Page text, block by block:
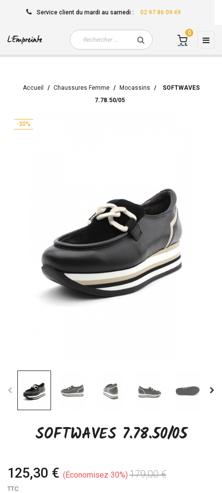
Service client du mardi au samedi : 02 97 86 09 49
☰
0
Accueil Chaussures Femme Mocassins
SOFTWAVES
7.78.50/05
-30%
SOFTWAVES 7.78.50/05
125,30 € Économisez 30% 179,00 €
TTC